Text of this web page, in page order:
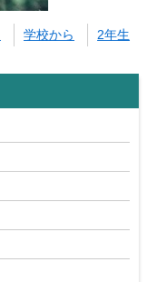
学校から 2年生